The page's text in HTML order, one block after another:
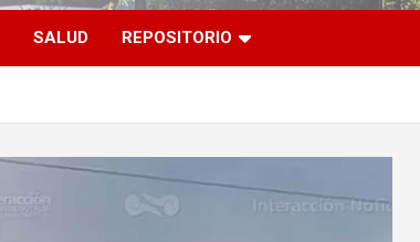
SALUD REPOSITORIO